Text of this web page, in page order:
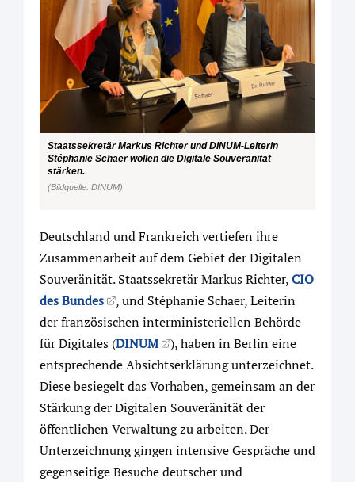
Staatssekretär Markus Richter und DINUM-Leiterin
Stéphanie Schaer wollen die Digitale Souveränität
stärken.
(Bildquelle: DINUM)
Deutschland und Frankreich vertiefen ihre
Zusammenarbeit auf dem Gebiet der Digitalen
Souveränität. Staatssekretär Markus Richter,CIO
des Bundes
, und Stéphanie Schaer, Leiterin
der französischen interministeriellen Behörde
für Digitales (DINUM
), haben in Berlin eine
entsprechende Absichtserklärung unterzeichnet.
Diese besiegelt das Vorhaben, gemeinsam an der
Stärkung der Digitalen Souveränität der
öffentlichen Verwaltung zu arbeiten. Der
Unterzeichnung gingen intensive Gespräche und
gegenseitige Besuche deutscher und